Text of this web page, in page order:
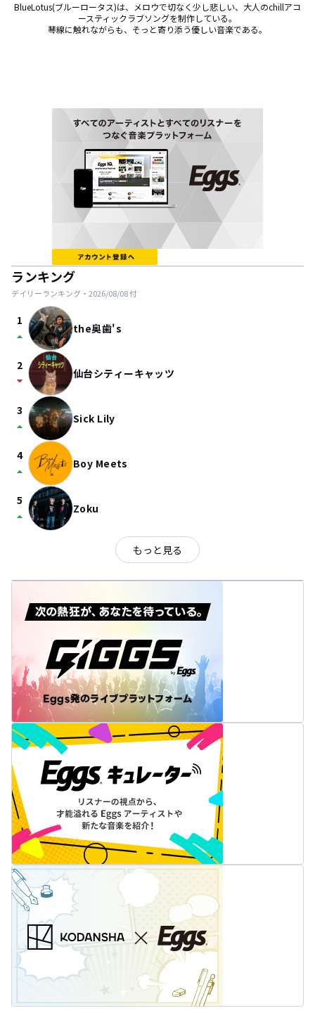
BlueLotus(ブルーロータス)は、メロウで切なく少し悲しい、大人のchillアコ
ースティックラブソングを制作している。
琴線に触れながらも、そっと寄り添う優しい音楽である。
ランキング
デイリーランキング・ 2026/08/08付
1
arrow_drop_up the奥歯's
2
arrow_drop_down 仙台シティーキャッツ
3
arrow_drop_up Sick Lily
4
arrow_drop_up Boy Meets
5
arrow_drop_up Zoku
もっと見る